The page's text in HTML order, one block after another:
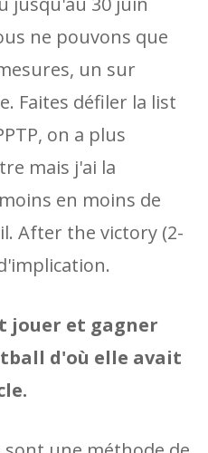
ne pouvons que
un sur
Faites défiler la list
on a plus
mais j'ai la
en moins de
After the victory (2-
jouer et gagner
d'où elle avait